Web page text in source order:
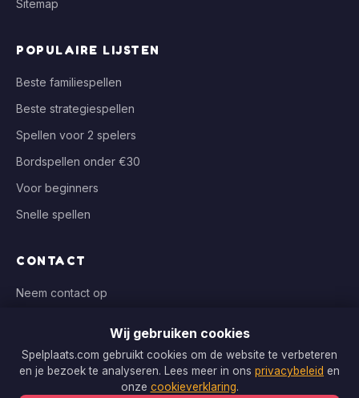
Sitemap
POPULAIRE LIJSTEN
Beste familiespellen
Beste strategiespellen
Spellen voor 2 spelers
Bordspellen onder €30
Voor beginners
Snelle spellen
CONTACT
Neem contact op
WIJ VERGELIJKEN BIJ
Bol.com, Spellenrijk, Boardgameshop.nl
Wij gebruiken cookies
Spelplaats.com gebruikt cookies om de website te verbeteren
en je bezoek te analyseren. Lees meer in ons privacybeleid en
onze cookieverklaring.